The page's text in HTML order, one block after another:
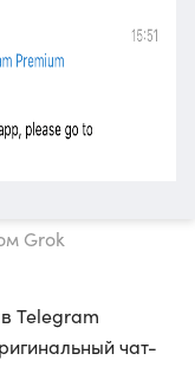
Grok
Telegram
чат-